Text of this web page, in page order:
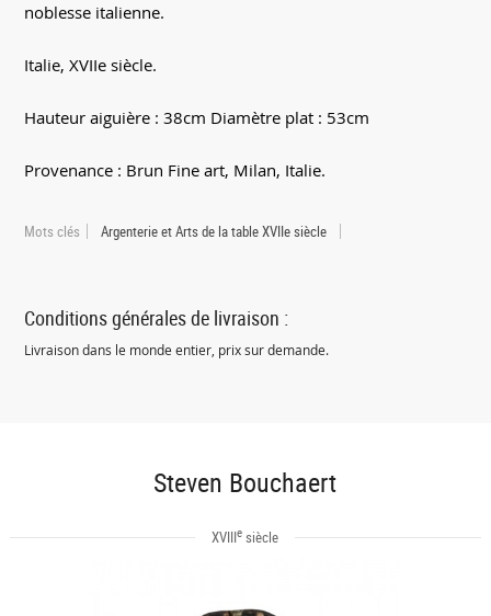
noblesse italienne.
Italie, XVIIe siècle.
Hauteur aiguière : 38cm Diamètre plat : 53cm
Provenance : Brun Fine art, Milan, Italie.
Mots clés Argenterie et Arts de la table XVIIe siècle
Conditions générales de livraison :
Livraison dans le monde entier, prix sur demande.
Steven Bouchaert
XVIIIe siècle